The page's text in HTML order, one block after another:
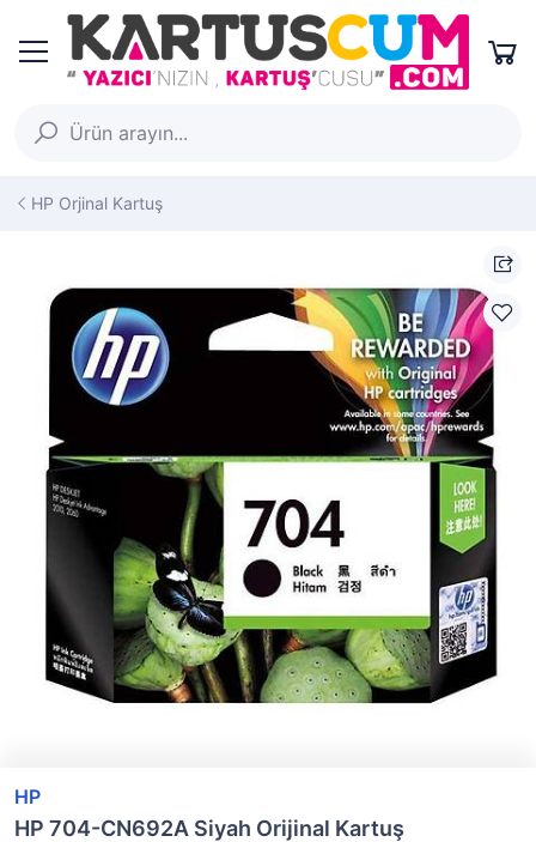
HP Orjinal Kartuş
HP
HP 704-CN692A Siyah Orijinal Kartuş